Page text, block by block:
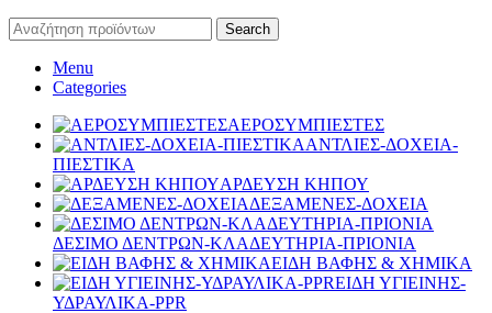
Search
Menu
Categories
ΑΕΡΟΣΥΜΠΙΕΣΤΕΣ
ΑΝΤΛΙΕΣ-ΔΟΧΕΙΑ-
ΠΙΕΣΤΙΚΑ
ΑΡΔΕΥΣΗ ΚΗΠΟΥ
ΔΕΞΑΜΕΝΕΣ-ΔΟΧΕΙΑ
ΔΕΣΙΜΟ ΔΕΝΤΡΩΝ-ΚΛΑΔΕΥΤΗΡΙΑ-ΠΡΙΟΝΙΑ
ΕΙΔΗ ΒΑΦΗΣ & ΧΗΜΙΚΑ
ΕΙΔΗ ΥΓΙΕΙΝΗΣ-
ΥΔΡΑΥΛΙΚΑ-PPR